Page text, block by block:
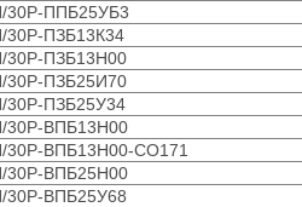
ППБ25УБ3
ПЗБ13К34
ПЗБ13Н00
ПЗБ25И70
ПЗБ25У34
ВПБ13Н00
ВПБ13Н00-СО171
ВПБ25Н00
ВПБ25У68